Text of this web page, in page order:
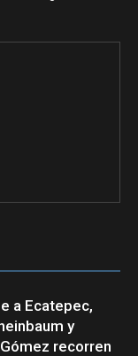
a Ecatepec,
y
recorren